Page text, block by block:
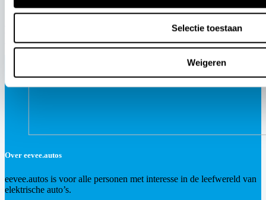
Selectie toestaan
Weigeren
Opel
Théo Pourchaire gaat voor het Opel Works Team racen in de
Formule E
Over eevee.autos
eevee.autos is voor alle personen met interesse in de leefwereld van
elektrische auto’s.